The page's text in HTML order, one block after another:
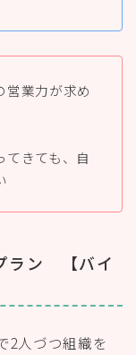
営業力が求め
きても、自
ラン 【バイ
2人づつ組織を